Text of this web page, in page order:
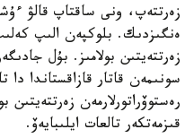
زەرتتەپ، ونى ساقتاپ قالۋ
ەنگىزدىك. بلوكپەن الىپ
زەرتتەيتىن بولامىز. بۇل
سونىمەن قاتار قازاقستاندا دا
رەستوۆراتورلارمەن
قىزمەتكەر تالعات ايلىبايەۆ.